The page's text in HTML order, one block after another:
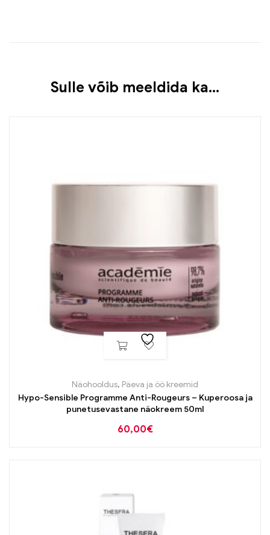
Sulle võib meeldida ka…
Näohooldus, Päeva ja öö kreemid
Hypo-Sensible Programme Anti-Rougeurs – Kuperoosa ja
punetusevastane näokreem 50ml
60,00€